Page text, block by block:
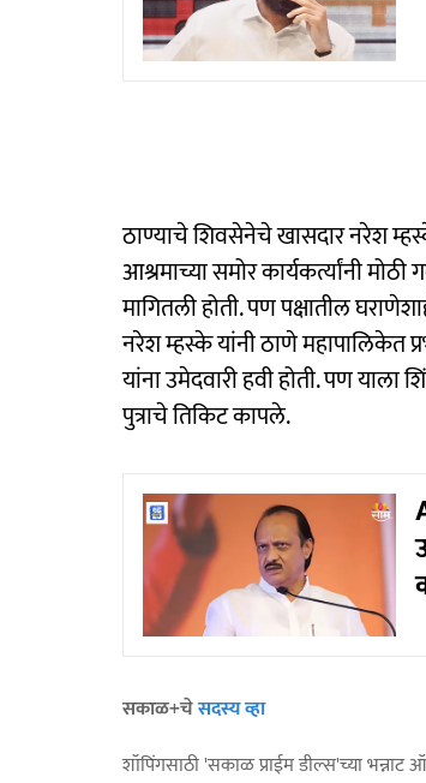
ठाण्याचे शिवसेनेचे खासदार नरेश
आश्रमाच्या समोर कार्यकर्त्यांनी
मागितली होती. पण पक्षातील
नरेश म्हस्के यांनी ठाणे महापालिकेत
यांना उमेदवारी हवी होती. पण
पुत्राचे तिकिट कापले.
सकाळ+चेसदस्य व्हा
शॉपिंगसाठी 'सकाळ प्राईम डील्स'च्या भन्नाट